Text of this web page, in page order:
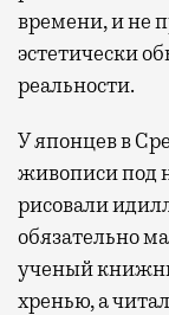
времени, и не
эстетически
реальности.
У японцев в
живописи под
рисовали
обязательно
ученый
хренью, а